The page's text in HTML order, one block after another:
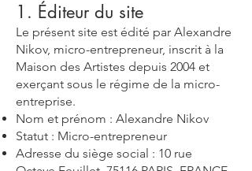
1. Éditeur du site
Le présent site est édité par Alexandre
Nikov, micro-entrepreneur, inscrit à la
Maison des Artistes depuis 2004 et
exerçant sous le régime de la micro-
entreprise.
Nom et prénom : Alexandre Nikov
Statut : Micro-entrepreneur
Adresse du siège social : 10 rue